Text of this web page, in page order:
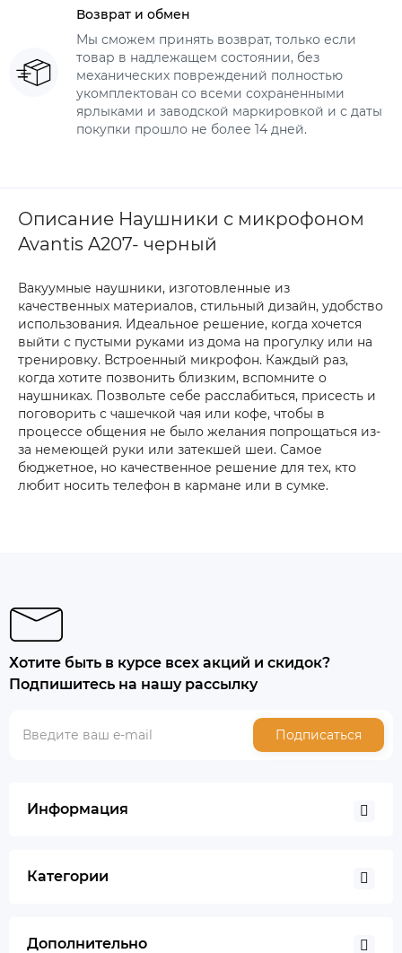
Возврат и обмен
Мы сможем принять возврат, только если
товар в надлежащем состоянии, без
механических повреждений полностью
укомплектован со всеми сохраненными
ярлыками и заводской маркировкой и с даты
покупки прошло не более 14 дней.
Описание Наушники с микрофоном
Avantis A207- черный
Вакуумные наушники, изготовленные из
качественных материалов, стильный дизайн, удобство
использования. Идеальное решение, когда хочется
выйти с пустыми руками из дома на прогулку или на
тренировку. Встроенный микрофон. Каждый раз,
когда хотите позвонить близким, вспомните о
наушниках. Позвольте себе расслабиться, присесть и
поговорить с чашечкой чая или кофе, чтобы в
процессе общения не было желания попрощаться из-
за немеющей руки или затекшей шеи. Самое
бюджетное, но качественное решение для тех, кто
любит носить телефон в кармане или в сумке.
Хотите быть в курсе всех акций и скидок?
Подпишитесь на нашу рассылку
Подписаться
Информация
Категории
Дополнительно